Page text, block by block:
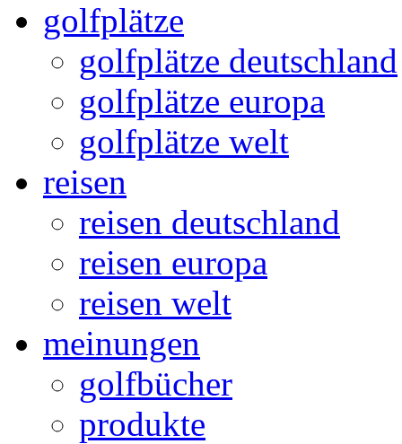
golfplätze
golfplätze deutschland
golfplätze europa
golfplätze welt
reisen
reisen deutschland
reisen europa
reisen welt
meinungen
golfbücher
produkte